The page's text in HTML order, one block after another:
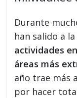
Durante
han salido a la
actividades
áreas más
año trae más
por hacer